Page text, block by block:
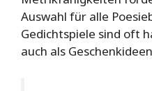
Auswahl für alle
Gedichtspiele sind oft
auch als